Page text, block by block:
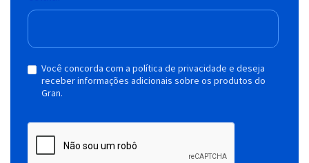
Você concorda com a política de privacidade e deseja
receber informações adicionais sobre os produtos do
Gran.